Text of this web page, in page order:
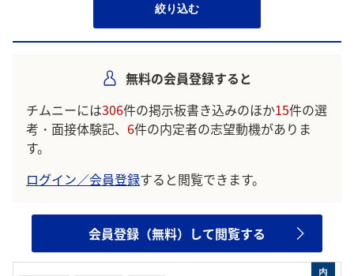
絞り込む
無料の会員登録すると
チムニーには306件の掲示板書き込みのほか15件の選
考・面接体験記、 6件の内定者の志望動機がありま
す。
ログイン／会員登録すると閲覧できます。
会員登録（無料）して閲覧する